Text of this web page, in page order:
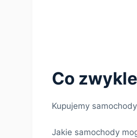
Co
Kupujemy
Jakie samochody